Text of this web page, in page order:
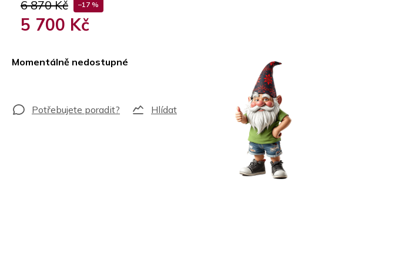
6 870 Kč –17 %
5 700 Kč
Momentálně nedostupné
Hlídat